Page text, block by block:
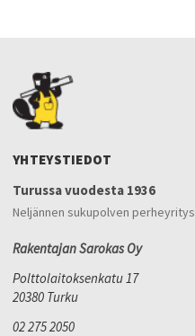
YHTEYSTIEDOT
Turussa vuodesta 1936
Neljännen sukupolven perheyritys
Rakentajan Sarokas Oy
Polttolaitoksenkatu 17
20380 Turku
02 275 2050